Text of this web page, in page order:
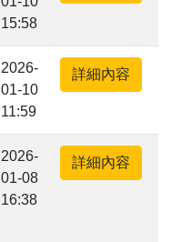
15:58
2026-
01-10
11:59
詳細內容
2026-
01-08
16:38
詳細內容